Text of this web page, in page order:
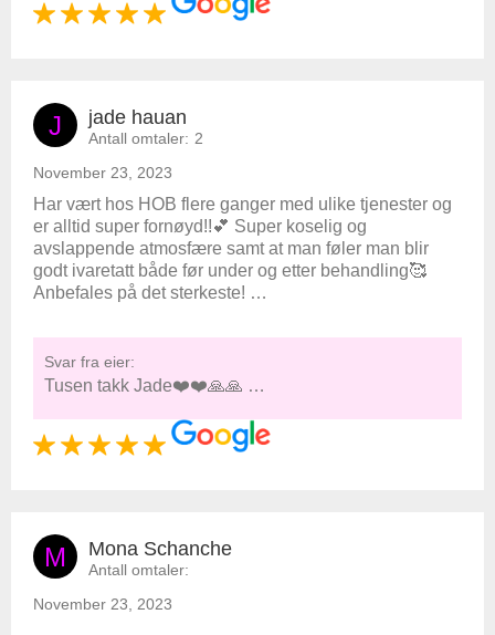
J jade hauan
Antall omtaler: 2
November 23, 2023
Har vært hos HOB flere ganger med ulike tjenester og
er alltid super fornøyd!!💕 Super koselig og
avslappende atmosfære samt at man føler man blir
godt ivaretatt både før under og etter behandling🥰
Anbefales på det sterkeste! …
Svar fra eier:
Tusen takk Jade❤️❤️🙏🙏 …
M Mona Schanche
Antall omtaler:
November 23, 2023